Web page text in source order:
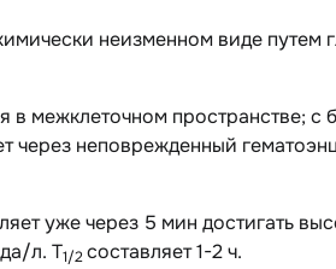
неизменном виде путем
межклеточном пространстве; с
через неповрежденный
уже через 5 мин достигать
л. T1/2составляет 1-2 ч.